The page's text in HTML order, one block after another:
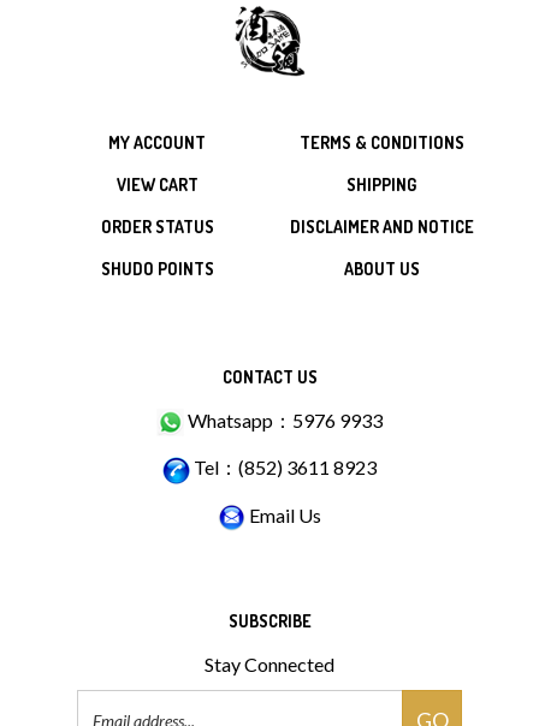
MY ACCOUNT
VIEW CART
ORDER STATUS
SHUDO POINTS
TERMS & CONDITIONS
SHIPPING
DISCLAIMER AND NOTICE
ABOUT US
CONTACT US
Whatsapp：5976 9933
Tel：(852) 3611 8923
Email Us
SUBSCRIBE
Stay Connected
Email
GO